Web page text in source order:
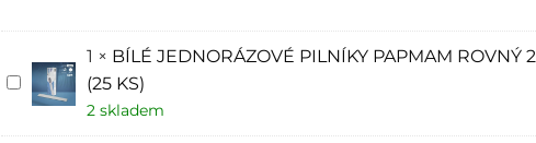
brusiva
měkké
položce
BÍLÉ
JEDNORÁZOVÉ
PAPMAM
1 × BÍLÉ JEDNORÁZOVÉ PILNÍKY PAPMAM ROVNÝ
(25 KS)
2 skladem